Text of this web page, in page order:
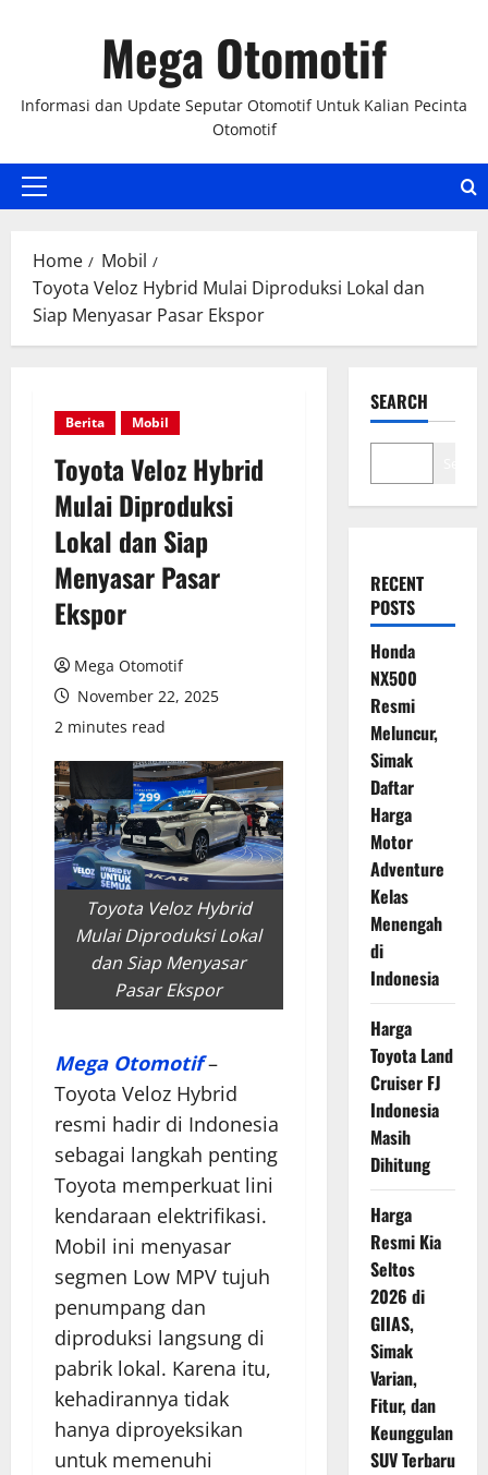
Mega Otomotif
Informasi dan Update Seputar Otomotif Untuk Kalian Pecinta
Otomotif
Primary
Home
Mobil
Toyota Veloz Hybrid Mulai Diproduksi Lokal dan
Siap Menyasar Pasar Ekspor
Berita Mobil
Toyota Veloz Hybrid
Mulai Diproduksi
Lokal dan Siap
Menyasar Pasar
Ekspor
Mega Otomotif
November 22, 2025
2 minutes read
Toyota Veloz Hybrid
Mulai Diproduksi Lokal
dan Siap Menyasar
Pasar Ekspor
Mega Otomotif–
Toyota Veloz Hybrid
resmi hadir di Indonesia
sebagai langkah penting
Toyota memperkuat lini
kendaraan elektrifikasi.
Mobil ini menyasar
segmen Low MPV tujuh
penumpang dan
diproduksi langsung di
pabrik lokal. Karena itu,
kehadirannya tidak
hanya diproyeksikan
untuk memenuhi
SEARCH
RECENT
POSTS
Honda
NX500
Resmi
Meluncur,
Simak
Daftar
Harga
Motor
Adventure
Kelas
Menengah
di
Indonesia
Harga
Toyota Land
Cruiser FJ
Indonesia
Masih
Dihitung
Harga
Resmi Kia
Seltos
2026 di
GIIAS,
Simak
Varian,
Fitur, dan
Keunggulan
SUV Terbaru